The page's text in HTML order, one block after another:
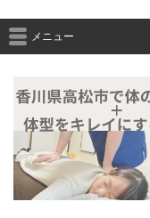
メニュー